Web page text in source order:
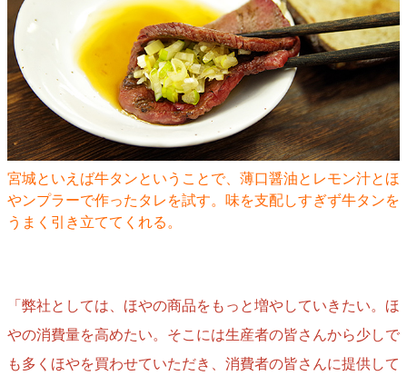
宮城といえば牛タンということで、薄口醤油とレモン汁とほ
やンプラーで作ったタレを試す。味を支配しすぎず牛タンを
うまく引き立ててくれる。
「弊社としては、ほやの商品をもっと増やしていきたい。ほ
やの消費量を高めたい。そこには生産者の皆さんから少しで
も多くほやを買わせていただき、消費者の皆さんに提供して